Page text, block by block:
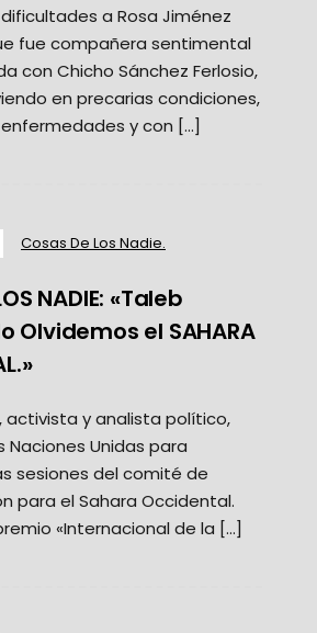
a Rosa Jiménez
fue compañera sentimental
con Chicho Sánchez Ferlosio,
en precarias condiciones,
y con […]
Cosas De Los Nadie.
NADIE: «Taleb
Olvidemos el SAHARA
activista y analista político,
Naciones Unidas para
sesiones del comité de
para el Sahara Occidental.
«Internacional de la […]